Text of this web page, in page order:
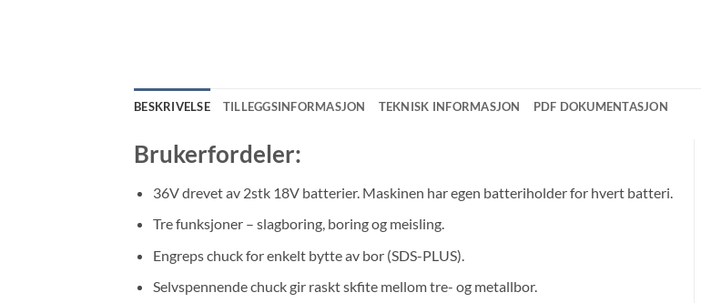
BESKRIVELSE TILLEGGSINFORMASJON TEKNISK INFORMASJON PDF DOKUMENTASJON
Brukerfordeler:
36V drevet av 2stk 18V batterier. Maskinen har egen batteriholder for hvert batteri.
Tre funksjoner – slagboring, boring og meisling.
Engreps chuck for enkelt bytte av bor (SDS-PLUS).
Selvspennende chuck gir raskt skfite mellom tre- og metallbor.